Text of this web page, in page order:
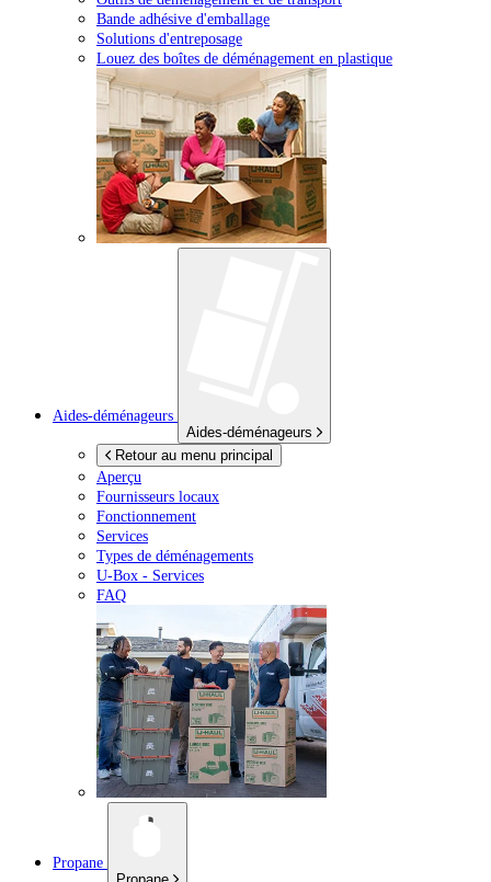
Bande adhésive d'emballage
Solutions d'entreposage
Louez des boîtes de déménagement en plastique
Aides-déménageurs
Aides-déménageurs
Retour au menu principal
Aperçu
Fournisseurs locaux
Fonctionnement
Services
Types de déménagements
U-Box - Services
FAQ
Propane